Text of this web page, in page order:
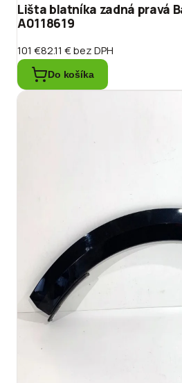
Lišta blatníka zadná pravá
A0118619
101 €82.11 €bez DPH
Do košíka